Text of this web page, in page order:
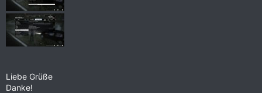
Liebe Grüße
Danke!